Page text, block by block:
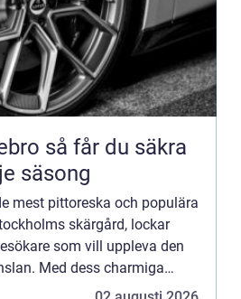
säkra
säsong
mest pittoreska och populära
skärgård, lockar
som vill uppleva den
Med dess charmiga